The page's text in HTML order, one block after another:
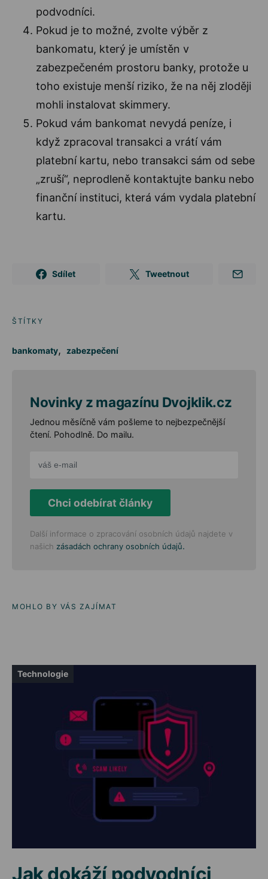
podvodníci.
Pokud je to možné, zvolte výběr z
bankomatu, který je umístěn v
zabezpečeném prostoru banky, protože u
toho existuje menší riziko, že na něj zloději
mohli instalovat skimmery.
Pokud vám bankomat nevydá peníze, i
když zpracoval transakci a vrátí vám
platební kartu, nebo transakci sám od sebe
„zruší“, neprodleně kontaktujte banku nebo
finanční instituci, která vám vydala platební
kartu.
Sdílet Tweetnout
ŠTÍTKY
bankomaty, zabezpečení
Novinky z magazínu Dvojklik.cz
Jednou měsíčně vám pošleme to nejbezpečnější
čtení. Pohodlně. Do mailu.
Chci odebírat články
Další informace o zpracování osobních údajů najdete v
našich zásadách ochrany osobních údajů.
MOHLO BY VÁS ZAJÍMAT
Technologie
Jak dokáží podvodníci